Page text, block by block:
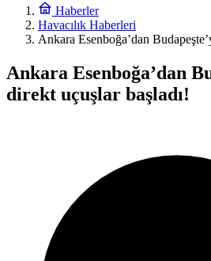
Haberler
Havacılık Haberleri
Ankara Esenboğa’dan
Ankara Esenboğa’dan
direkt uçuşlar başladı!